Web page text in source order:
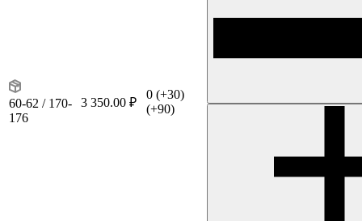
60-62 / 170-
176
3 350.00 ₽
0 (+30)
(+90)